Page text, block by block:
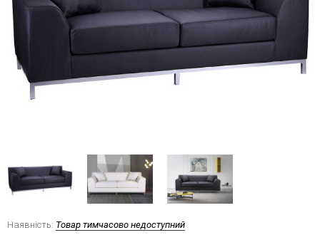
Наявність: Товар тимчасово недоступний